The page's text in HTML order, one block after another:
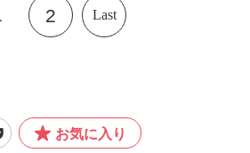
2 Last
お気に入り